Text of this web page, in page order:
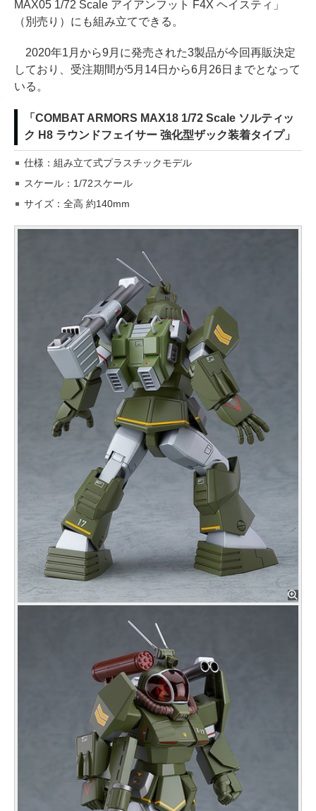
MAX05 1/72 Scale アイアンフット F4X ヘイスティ」
（別売り）にも組み立てできる。
2020年1月から9月に発売された3製品が今回再販決定
しており、受注期間が5月14日から6月26日までとなって
いる。
「COMBAT ARMORS MAX18 1/72 Scale ソルティッ
ク H8 ラウンドフェイサー 強化型ザック装着タイプ」
仕様：組み立て式プラスチックモデル
スケール：1/72スケール
サイズ：全高 約140mm